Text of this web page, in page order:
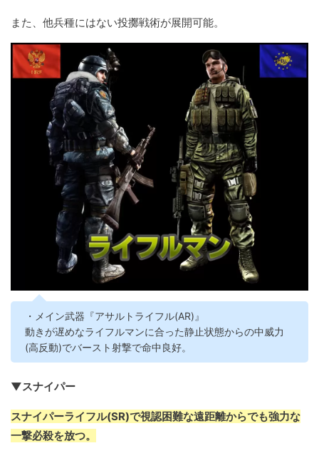
また、他兵種にはない投擲戦術が展開可能。
・メイン武器『アサルトライフル(AR)』
動きが遅めなライフルマンに合った静止状態からの中威力
(高反動)でバースト射撃で命中良好。
▼スナイパー
スナイパーライフル(SR)で視認困難な遠距離からでも強力な
一撃必殺を放つ。